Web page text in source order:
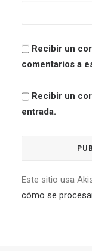
Recibir un
comentarios a
Recibir un
entrada.
Este sitio usa
cómo se